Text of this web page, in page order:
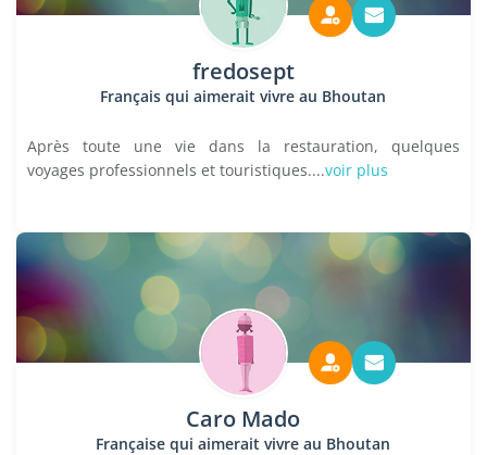
fredosept
Français qui aimerait vivre au Bhoutan
Après toute une vie dans la restauration, quelques
voyages professionnels et touristiques....voir plus
Caro Mado
Française qui aimerait vivre au Bhoutan